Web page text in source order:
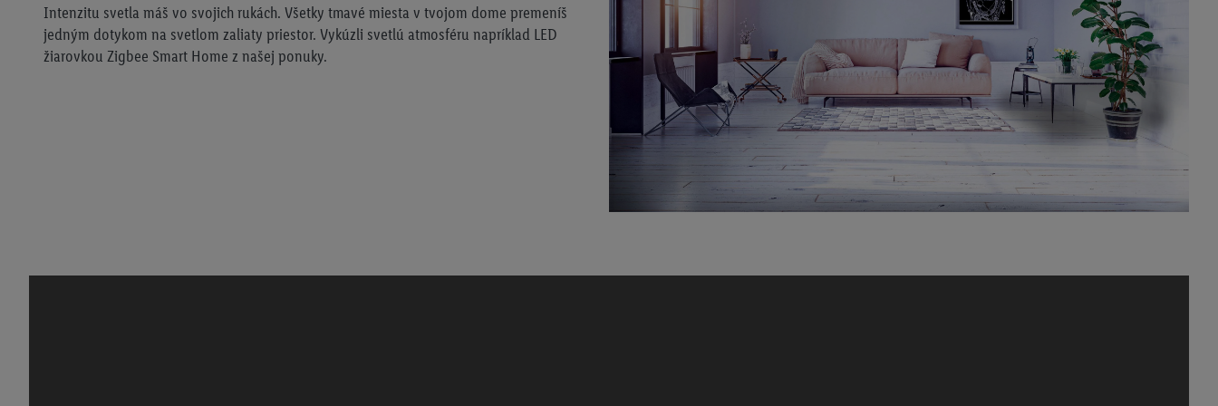
Intenzitu svetla máš vo svojich rukách. Všetky tmavé miesta v tvojom dome premeníš
jedným dotykom na svetlom zaliaty priestor. Vykúzli svetlú atmosféru napríklad LED
žiarovkou Zigbee Smart Home z našej ponuky.